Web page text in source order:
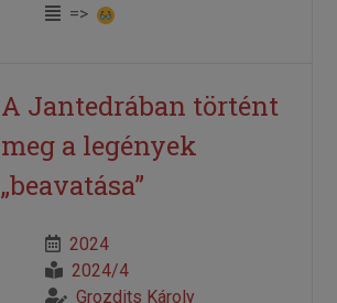
=>
A Jantedrában történt
meg a legények
„beavatása”
2024
2024/4
Grozdits Károly